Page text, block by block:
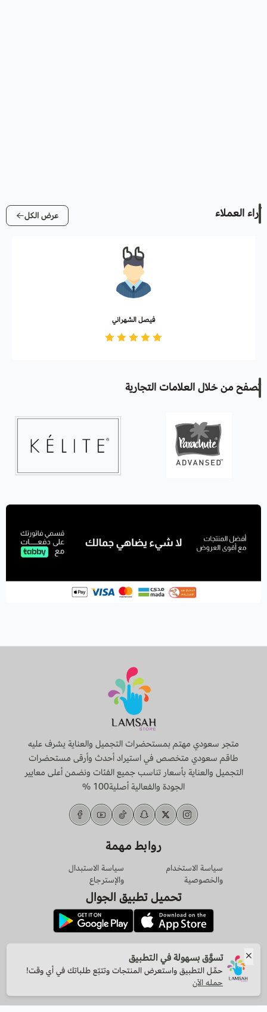
آراء العملاء عرض الكل
فيصل الشهراني
تصفح من خلال العلامات التجارية
متجر سعودي مهتم بمستحضرات التجميل والعناية يشرف عليه
طاقم سعودي متخصص في استيراد أحدث وأرقى مستحضرات
التجميل والعناية بأسعار تناسب جميع الفئات ونضمن أعلى معايير
الجودة والفعالية أصلية100 %
روابط مهمة
سياسة الاستخدام
والخصوصية
سياسة الاستبدال
والإسترجاع
تحميل تطبيق الجوال
الرقم الضريبي
311035551400003
تسوَّق بسهولة في التطبيق
حمِّل التطبيق واستعرض المنتجات وتتبّع طلباتك في أي وقت!
حمله الآن